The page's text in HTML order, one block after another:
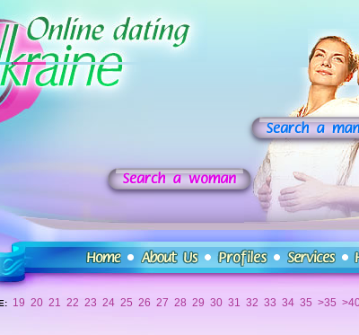
19 20 21 22 23 24 25 26 27 28 29 30 31 32 33 34 35 >35